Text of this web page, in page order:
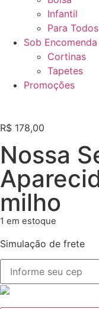
Infantil
Para Todos
Sob Encomenda
Cortinas
Tapetes
Promoções
R$ 178,00
Nossa
milho
1 em estoque
Simulação de frete